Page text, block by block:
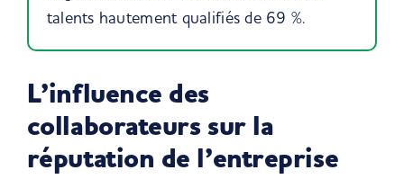
talents hautement qualifiés de 69 %.
L’influence des
collaborateurs sur la
réputation de l’entreprise